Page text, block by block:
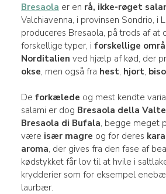
Bresaola er en rå, ikke-røget
Valchiavenna, i provinsen Sondrio, i
produceres Bresaola, på trods af at
forskellige typer, i forskellige
Norditalien ved hjælp af kød, der
okse, men også fra hest, hjort,
De forkælede og mest kendte
salami er dog Bresaola della
Bresaola di Bufala, begge meget
være især magre og for deres
aroma, der gives fra den fase af
kødstykket får lov til at hvile i
krydderier som for eksempel
laurbær.